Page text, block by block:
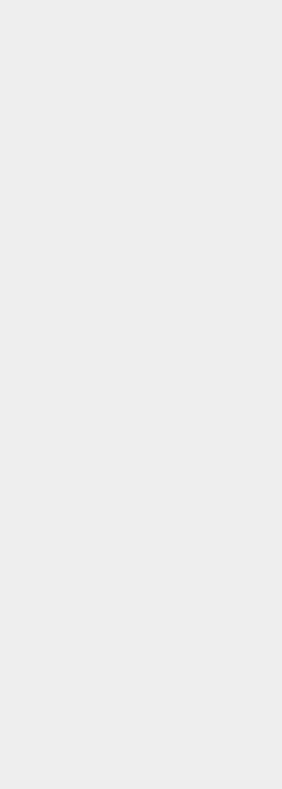
個詞我想到愛。
and watch out for
你。